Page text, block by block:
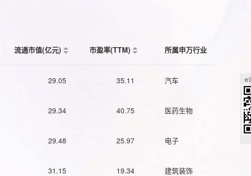
流通市值(亿元) 市盈率(TTM) 所属申万行业
29.05 35.11 汽车
29.34 40.75 医药生物
29.48 25.97 电子
31.15 19.34 建筑装饰